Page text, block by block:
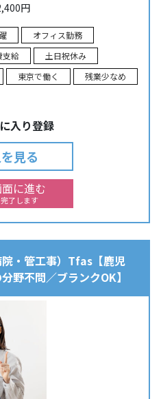
円
オフィス勤務
支給
土日祝休み
東京で働く
残業少なめ
入り登録
見る
に進む
了します
・管工事）Tfas【鹿児
野不問／ブランクOK】